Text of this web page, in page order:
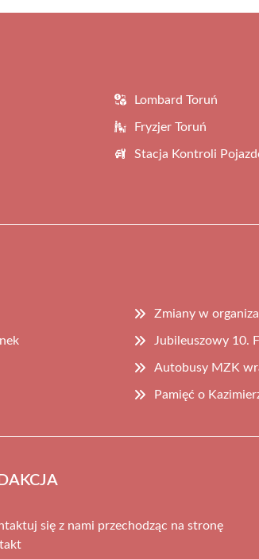
Lombard Toruń
Fryzjer Toruń
Stacja Kontroli
Zmiany w
Jubileuszowy 10.
Autobusy MZK
Pamięć o
się z nami przechodząc na stronę